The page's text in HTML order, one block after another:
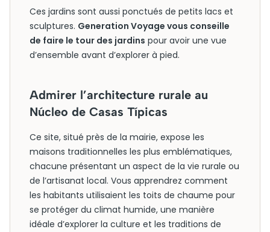
Ces jardins sont aussi ponctués de petits lacs et
sculptures. Generation Voyage vous conseille
de faire le tour des jardins pour avoir une vue
d’ensemble avant d’explorer à pied.
Admirer l’architecture rurale au
Núcleo de Casas Típicas
Ce site, situé près de la mairie, expose les
maisons traditionnelles les plus emblématiques,
chacune présentant un aspect de la vie rurale ou
de l’artisanat local. Vous apprendrez comment
les habitants utilisaient les toits de chaume pour
se protéger du climat humide, une manière
idéale d’explorer la culture et les traditions de